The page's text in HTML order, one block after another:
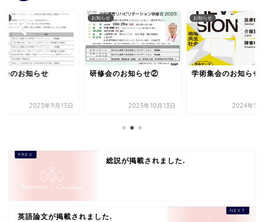
会のお知らせ
2023年9月13日
お知らせ
研修会のお知らせ②
2023年10月13日
お知らせ
学術集会のお知らせ
2024年5
総説が掲載されました.
英語論文が掲載されました.